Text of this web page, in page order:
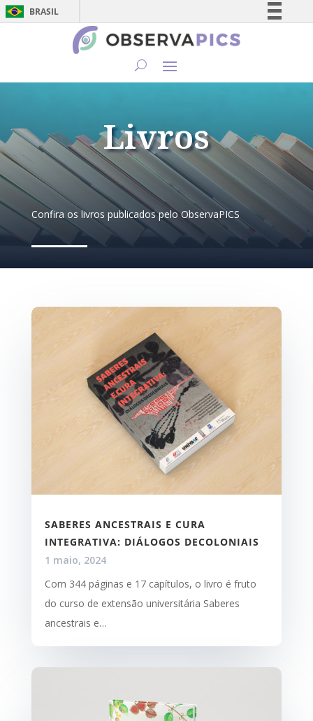
BRASIL
Simplifique!
Canais
Livros
Confira os livros publicados pelo ObservaPICS
SABERES ANCESTRAIS E CURA
INTEGRATIVA: DIÁLOGOS DECOLONIAIS
1 maio, 2024
Com 344 páginas e 17 capítulos, o livro é fruto
do curso de extensão universitária Saberes
ancestrais e…